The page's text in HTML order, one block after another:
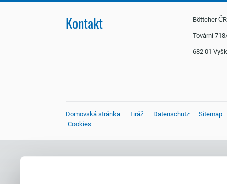
Kontakt Böttcher
Tovární
682 01
Domovská stránka Tiráž Datenschutz
Sitemap
Cookies